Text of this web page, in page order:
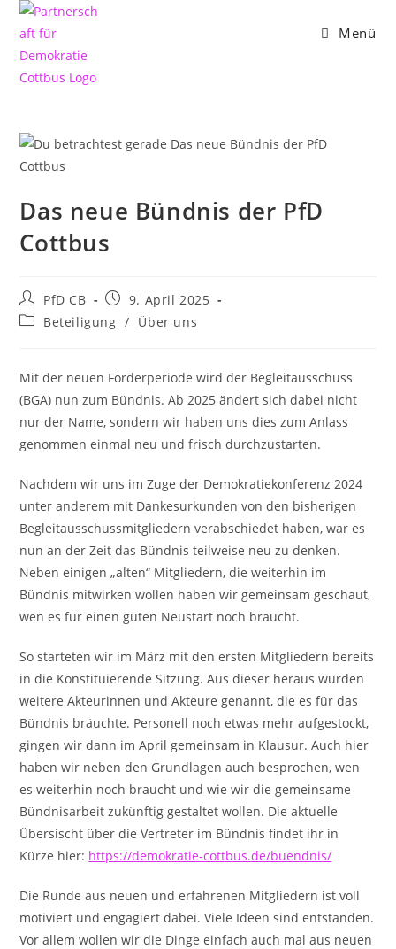
Zum
Inhalt
springen
Menü
Das neue Bündnis der PfD
Cottbus
Beitrags-
Autor:
PfD CB
Beitrag
veröffentlicht:
9. April 2025
Beitrags-
Beteiligung / Über uns
Mit der neuen Förderperiode wird der Begleitausschuss
(BGA) nun zum Bündnis. Ab 2025 ändert sich dabei nicht
nur der Name, sondern wir haben uns dies zum Anlass
genommen einmal neu und frisch durchzustarten.
Nachdem wir uns im Zuge der Demokratiekonferenz 2024
unter anderem mit Dankesurkunden von den bisherigen
Begleitausschussmitgliedern verabschiedet haben, war es
nun an der Zeit das Bündnis teilweise neu zu denken.
Neben einigen „alten“ Mitgliedern, die weiterhin im
Bündnis mitwirken wollen haben wir gemeinsam geschaut,
wen es für einen guten Neustart noch braucht.
So starteten wir im März mit den ersten Mitgliedern bereits
in die Konstituierende Sitzung. Aus dieser heraus wurden
weitere Akteurinnen und Akteure genannt, die es für das
Bündnis bräuchte. Personell noch etwas mehr aufgestockt,
gingen wir dann im April gemeinsam in Klausur. Auch hier
haben wir neben den Grundlagen auch besprochen, wen
es weiterhin noch braucht und wie wir die gemeinsame
Bündnisarbeit zukünftig gestaltet wollen. Die aktuelle
Übersischt über die Vertreter im Bündnis findet ihr in
Kürze hier: https://demokratie-cottbus.de/buendnis/
Die Runde aus neuen und erfahrenen Mitgliedern ist voll
motiviert und engagiert dabei. Viele Ideen sind entstanden.
Vor allem wollen wir die Dinge einfach auch mal aus neuen